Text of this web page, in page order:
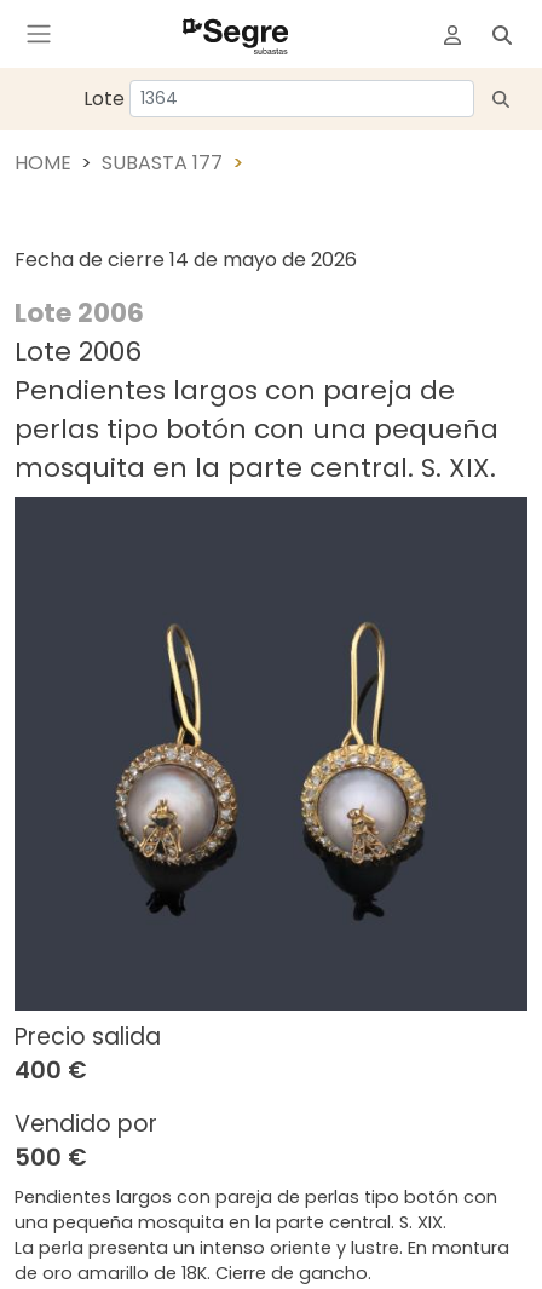
Lote
HOME SUBASTA 177
Fecha de cierre 14 de mayo de 2026
Lote 2006
Lote 2006
Pendientes largos con pareja de
perlas tipo botón con una pequeña
mosquita en la parte central. S. XIX.
Precio salida
400 €
Vendido por
500 €
Pendientes largos con pareja de perlas tipo botón con
una pequeña mosquita en la parte central. S. XIX.
La perla presenta un intenso oriente y lustre. En montura
de oro amarillo de 18K. Cierre de gancho.